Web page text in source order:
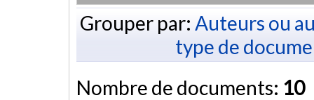
Grouper par: Auteurs ou
type de
Nombre de documents: 10